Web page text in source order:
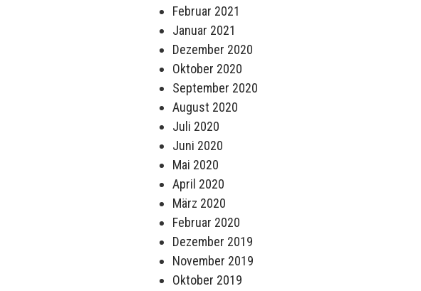
Februar 2021
Januar 2021
Dezember 2020
Oktober 2020
September 2020
August 2020
Juli 2020
Juni 2020
Mai 2020
April 2020
März 2020
Februar 2020
Dezember 2019
November 2019
Oktober 2019